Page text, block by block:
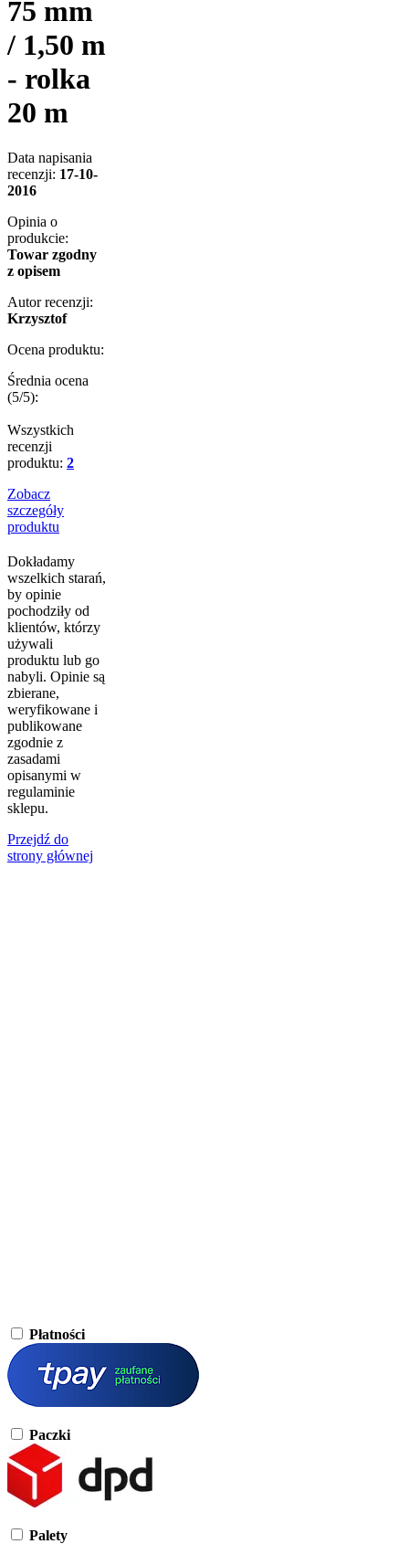
75 mm
/ 1,50 m
- rolka
20 m
Data napisania
recenzji: 17-10-
2016
Opinia o
produkcie:
Towar zgodny
z opisem
Autor recenzji:
Krzysztof
Ocena produktu:
Średnia ocena
(5/5):
Wszystkich
recenzji
produktu: 2
Zobacz
szczegóły
produktu
Dokładamy
wszelkich starań,
by opinie
pochodziły od
klientów, którzy
używali
produktu lub go
nabyli. Opinie są
zbierane,
weryfikowane i
publikowane
zgodnie z
zasadami
opisanymi w
regulaminie
sklepu.
Przejdź do
strony głównej
Płatności
Paczki
Palety